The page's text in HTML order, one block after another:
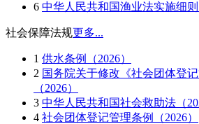
6 中华人民共和国渔业法实施细则
社会保障法规更多...
1 供水条例（2026）
2 国务院关于修改《社会团体登
（2026）
3 中华人民共和国社会救助法（
4 社会团体登记管理条例（2026）